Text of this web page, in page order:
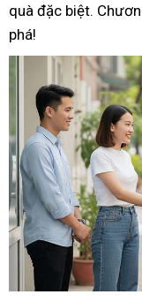
quà đặc biệt.
phá!